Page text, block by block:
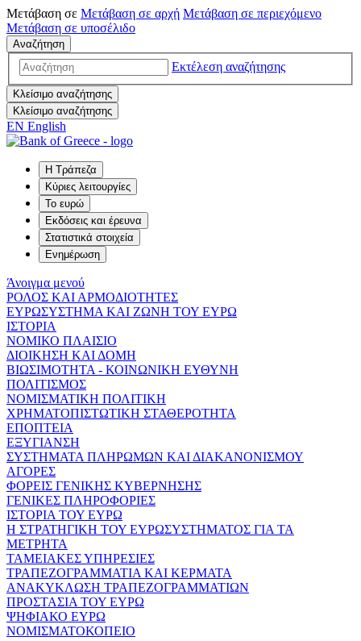
Μετάβαση σε Μετάβαση σε αρχή Μετάβαση σε περιεχόμενο
Μετάβαση σε υποσέλιδο
Αναζήτηση
Εκτέλεση αναζήτησης
Κλείσιμο αναζήτησης
Κλείσιμο αναζήτησης
EN English
Η Τράπεζα
Κύριες λειτουργίες
Το ευρώ
Εκδόσεις και έρευνα
Στατιστικά στοιχεία
Ενημέρωση
Άνοιγμα μενού
ΡΟΛΟΣ ΚΑΙ ΑΡΜΟΔΙΟΤΗΤΕΣ
ΕΥΡΩΣΥΣΤΗΜΑ ΚΑΙ ΖΩΝΗ ΤΟΥ ΕΥΡΩ
ΙΣΤΟΡΙΑ
ΝΟΜΙΚΟ ΠΛΑΙΣΙΟ
ΔΙΟΙΚΗΣΗ ΚΑΙ ΔΟΜΗ
ΒΙΩΣΙΜΟΤΗΤΑ - ΚΟΙΝΩΝΙΚΗ ΕΥΘΥΝΗ
ΠΟΛΙΤΙΣΜΟΣ
ΝΟΜΙΣΜΑΤΙΚΗ ΠΟΛΙΤΙΚΗ
ΧΡΗΜΑΤΟΠΙΣΤΩΤΙΚΗ ΣΤΑΘΕΡΟΤΗΤΑ
ΕΠΟΠΤΕΙΑ
ΕΞΥΓΙΑΝΣΗ
ΣΥΣΤΗΜΑΤΑ ΠΛΗΡΩΜΩΝ ΚΑΙ ΔΙΑΚΑΝΟΝΙΣΜΟΥ
ΑΓΟΡΕΣ
ΦΟΡΕΙΣ ΓΕΝΙΚΗΣ ΚΥΒΕΡΝΗΣΗΣ
ΓΕΝΙΚΕΣ ΠΛΗΡΟΦΟΡΙΕΣ
ΙΣΤΟΡΙΑ ΤΟΥ ΕΥΡΩ
Η ΣΤΡΑΤΗΓΙΚΗ ΤΟΥ ΕΥΡΩΣΥΣΤΗΜΑΤΟΣ ΓΙΑ ΤΑ
ΜΕΤΡΗΤΑ
ΤΑΜΕΙΑΚΕΣ ΥΠΗΡΕΣΙΕΣ
ΤΡΑΠΕΖΟΓΡΑΜΜΑΤΙΑ ΚΑΙ ΚΕΡΜΑΤΑ
ΑΝΑΚΥΚΛΩΣΗ ΤΡΑΠΕΖΟΓΡΑΜΜΑΤΙΩΝ
ΠΡΟΣΤΑΣΙΑ ΤΟΥ ΕΥΡΩ
ΨΗΦΙΑΚΟ ΕΥΡΩ
ΝΟΜΙΣΜΑΤΟΚΟΠΕΙΟ